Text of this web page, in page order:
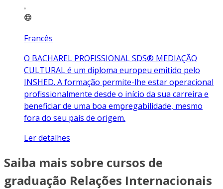
Francês
O BACHAREL PROFISSIONAL SDS® MEDIAÇÃO
CULTURAL é um diploma europeu emitido pelo
INSHED. A formação permite-lhe estar operacional
profissionalmente desde o início da sua carreira e
beneficiar de uma boa empregabilidade, mesmo
fora do seu país de origem.
Ler detalhes
Saiba mais sobre cursos de
graduação Relações Internacionais